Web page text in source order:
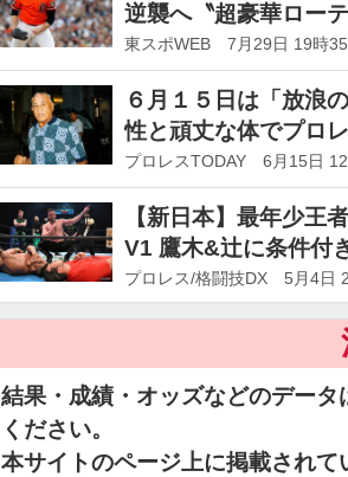
逆襲へ〝超豪華ロー
東スポWEB 7月29日 19時
６月１５日は「放浪
性と頑丈な体でプロ
プロレスTODAY 6月15日
【新日本】最年少王
V1 鷹木&辻に条件付
プロレス/格闘技DX 5月4日
結果・成績・オッズなどのデー
ください。
本サイトのページ上に掲載され